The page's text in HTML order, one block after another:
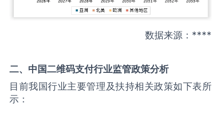
数据来源：****
二、中国二维码支付行业监管政策分析
目前我国行业主要管理及扶持相关政策如下表所
示：